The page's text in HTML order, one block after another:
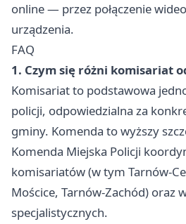
online — przez połączenie
urządzenia.
FAQ
1. Czym się różni komisariat
Komisariat to podstawowa
policji, odpowiedzialna za
gminy. Komenda to wyższy
Komenda Miejska Policji
komisariatów (w tym Tarnów-
Mościce, Tarnów-Zachód) oraz
specjalistycznych.